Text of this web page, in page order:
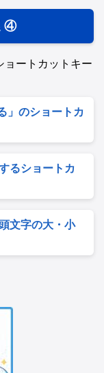
④
ョートカットキー
」のショートカ
るショートカ
文字の大・小